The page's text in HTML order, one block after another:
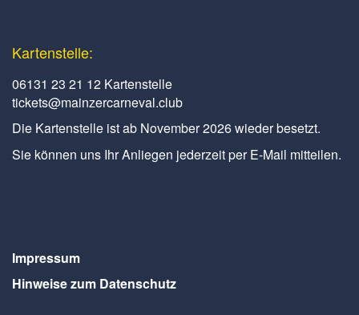
Kartenstelle:
06131 23 21 12 Kartenstelle
tickets@mainzercarneval.club
Die Kartenstelle ist ab November 2026 wieder besetzt.
Sie können uns Ihr Anliegen jederzeit per E-Mail mitteilen.
Impressum
Hinweise zum Datenschutz